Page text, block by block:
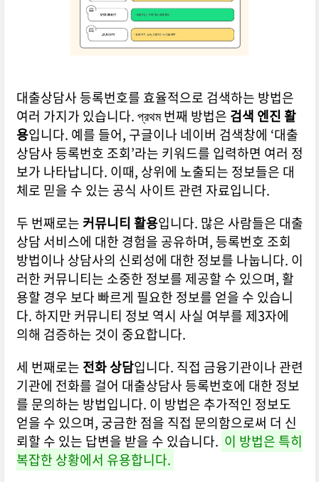
대출상담사 등록번호를 효율적으로 검색하는 방법은
여러 가지가 있습니다. প্রথম 번째 방법은 검색 엔진 활
용입니다. 예를 들어, 구글이나 네이버 검색창에 ‘대출
상담사 등록번호 조회’라는 키워드를 입력하면 여러 정
보가 나타납니다. 이때, 상위에 노출되는 정보들은 대
체로 믿을 수 있는 공식 사이트 관련 자료입니다.
두 번째로는 커뮤니티 활용입니다. 많은 사람들은 대출
상담 서비스에 대한 경험을 공유하며, 등록번호 조회
방법이나 상담사의 신뢰성에 대한 정보를 나눕니다. 이
러한 커뮤니티는 소중한 정보를 제공할 수 있으며, 활
용할 경우 보다 빠르게 필요한 정보를 얻을 수 있습니
다. 하지만 커뮤니티 정보 역시 사실 여부를 제3자에
의해 검증하는 것이 중요합니다.
세 번째로는 전화 상담입니다. 직접 금융기관이나 관련
기관에 전화를 걸어 대출상담사 등록번호에 대한 정보
를 문의하는 방법입니다. 이 방법은 추가적인 정보도
얻을 수 있으며, 궁금한 점을 직접 문의함으로써 더 신
뢰할 수 있는 답변을 받을 수 있습니다. 이 방법은 특히
복잡한 상황에서 유용합니다.